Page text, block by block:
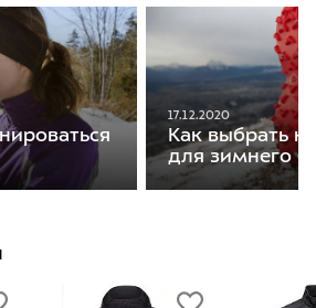
17.12.2020
Как выбрать
для зимнего